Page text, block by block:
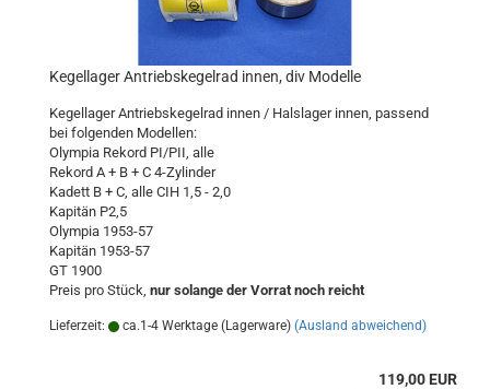
Kegellager Antriebskegelrad innen, div Modelle
Kegellager Antriebskegelrad innen / Halslager innen, passend
bei folgenden Modellen:
Olympia Rekord PI/PII, alle
Rekord A + B + C 4-Zylinder
Kadett B + C, alle CIH 1,5 - 2,0
Kapitän P2,5
Olympia 1953-57
Kapitän 1953-57
GT 1900
Preis pro Stück, nur solange der Vorrat noch reicht
Lieferzeit: ca.1-4 Werktage (Lagerware) (Ausland abweichend)
119,00 EUR